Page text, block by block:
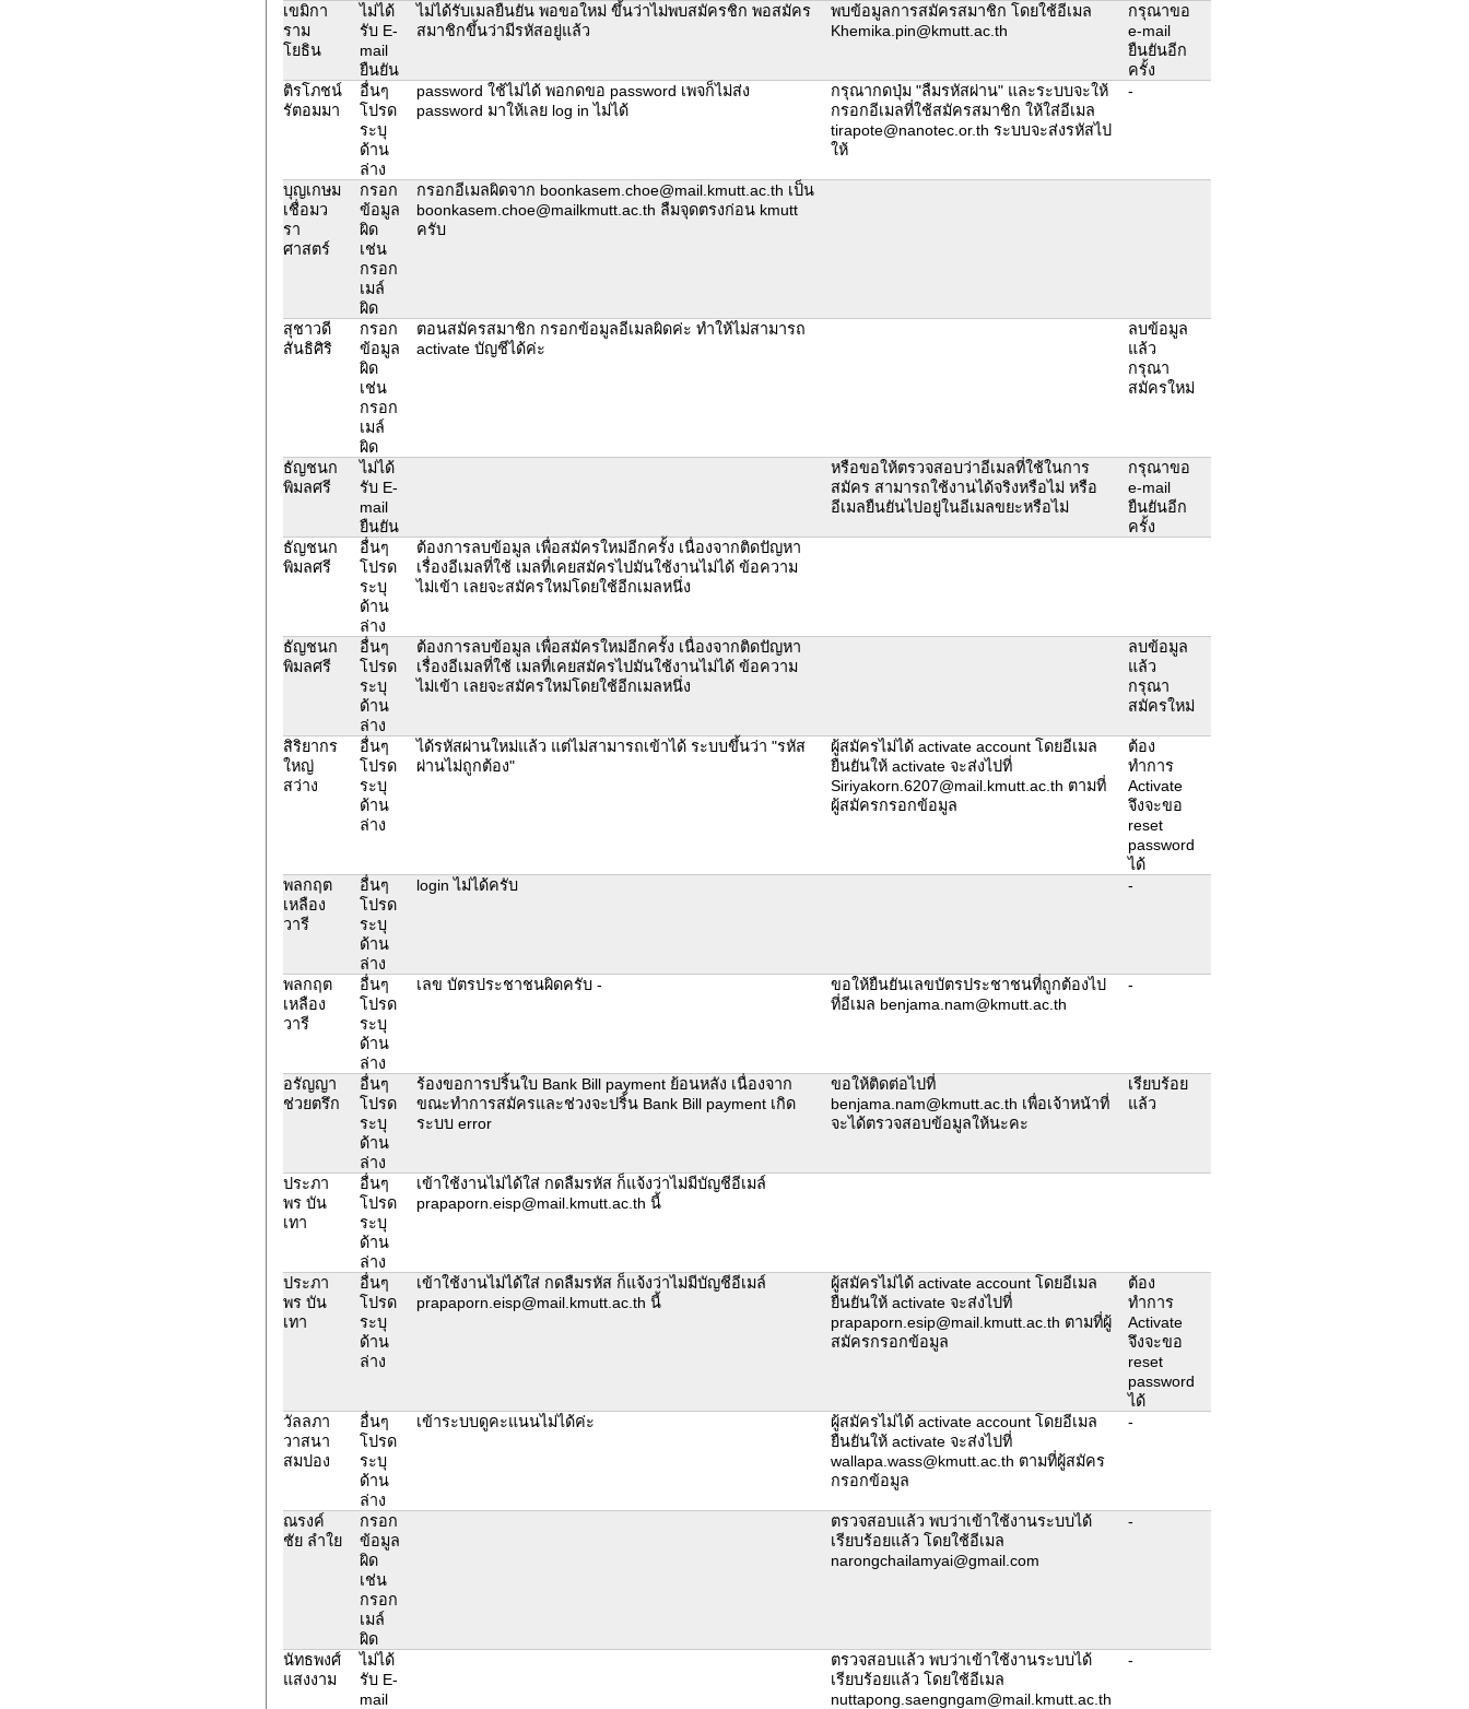
เขมิกา
ราม
โยธิน
ไม่ได้
รับ E-
mail
ยืนยัน
ไม่ได้รับเมลยืนยัน พอขอใหม่ ขึ้นว่าไม่พบสมัครชิก พอสมัคร
สมาชิกขึ้นว่ามีรหัสอยู่แล้ว
พบข้อมูลการสมัครสมาชิก โดยใช้อีเมล
Khemika.pin@kmutt.ac.th
กรุณาขอ
e-mail
ยืนยันอีก
ครั้ง
ติรโภชน์
รัตอมมา
อื่นๆ
โปรด
ระบุ
ด้าน
ล่าง
password ใช้ไม่ได้ พอกดขอ password เพจก็ไม่ส่ง
password มาให้เลย log in ไม่ได้
กรุณากดปุ่ม "ลืมรหัสผ่าน" และระบบจะให้
กรอกอีเมลที่ใช้สมัครสมาชิก ให้ใส่อีเมล
tirapote@nanotec.or.th ระบบจะส่งรหัสไป
ให้
-
บุญเกษม
เชื่อมว
รา
ศาสตร์
กรอก
ข้อมูล
ผิด
เช่น
กรอก
เมล์
ผิด
กรอกอีเมลผิดจาก boonkasem.choe@mail.kmutt.ac.th เป็น
boonkasem.choe@mailkmutt.ac.th ลืมจุดตรงก่อน kmutt
ครับ
สุชาวดี
สันธิศิริ
กรอก
ข้อมูล
ผิด
เช่น
กรอก
เมล์
ผิด
ตอนสมัครสมาชิก กรอกข้อมูลอีเมลผิดค่ะ ทำให้ไม่สามารถ
activate บัญชีได้ค่ะ
ลบข้อมูล
แล้ว
กรุณา
สมัครใหม่
ธัญชนก
พิมลศรี
ไม่ได้
รับ E-
mail
ยืนยัน
หรือขอให้ตรวจสอบว่าอีเมลที่ใช้ในการ
สมัคร สามารถใช้งานได้จริงหรือไม่ หรือ
อีเมลยืนยันไปอยู่ในอีเมลขยะหรือไม่
กรุณาขอ
e-mail
ยืนยันอีก
ครั้ง
ธัญชนก
พิมลศรี
อื่นๆ
โปรด
ระบุ
ด้าน
ล่าง
ต้องการลบข้อมูล เพื่อสมัครใหม่อีกครั้ง เนื่องจากติดปัญหา
เรื่องอีเมลที่ใช้ เมลที่เคยสมัครไปมันใช้งานไม่ได้ ข้อความ
ไม่เข้า เลยจะสมัครใหม่โดยใช้อีกเมลหนึ่ง
ธัญชนก
พิมลศรี
อื่นๆ
โปรด
ระบุ
ด้าน
ล่าง
ต้องการลบข้อมูล เพื่อสมัครใหม่อีกครั้ง เนื่องจากติดปัญหา
เรื่องอีเมลที่ใช้ เมลที่เคยสมัครไปมันใช้งานไม่ได้ ข้อความ
ไม่เข้า เลยจะสมัครใหม่โดยใช้อีกเมลหนึ่ง
ลบข้อมูล
แล้ว
กรุณา
สมัครใหม่
สิริยากร
ใหญ่
สว่าง
อื่นๆ
โปรด
ระบุ
ด้าน
ล่าง
ได้รหัสผ่านใหม่แล้ว แต่ไม่สามารถเข้าได้ ระบบขึ้นว่า "รหัส
ผ่านไม่ถูกต้อง"
ผู้สมัครไม่ได้ activate account โดยอีเมล
ยืนยันให้ activate จะส่งไปที่
Siriyakorn.6207@mail.kmutt.ac.th ตามที่
ผู้สมัครกรอกข้อมูล
ต้อง
ทำการ
Activate
จึงจะขอ
reset
password
ได้
พลกฤต
เหลือง
วารี
อื่นๆ
โปรด
ระบุ
ด้าน
ล่าง
login ไม่ได้ครับ -
พลกฤต
เหลือง
วารี
อื่นๆ
โปรด
ระบุ
ด้าน
ล่าง
เลข บัตรประชาชนผิดครับ -
ขอให้ยืนยันเลขบัตรประชาชนที่ถูกต้องไป
ที่อีเมล benjama.nam@kmutt.ac.th
-
อรัญญา
ช่วยตรึก
อื่นๆ
โปรด
ระบุ
ด้าน
ล่าง
ร้องขอการปริ้นใบ Bank Bill payment ย้อนหลัง เนื่องจาก
ขณะทำการสมัครและช่วงจะปริ้น Bank Bill payment เกิด
ระบบ error
ขอให้ติดต่อไปที่
benjama.nam@kmutt.ac.th เพื่อเจ้าหน้าที่
จะได้ตรวจสอบข้อมูลให้นะคะ
เรียบร้อย
แล้ว
ประภา
พร บัน
เทา
อื่นๆ
โปรด
ระบุ
ด้าน
ล่าง
เข้าใช้งานไม่ได้ใส่ กดลืมรหัส ก็แจ้งว่าไม่มีบัญชีอีเมล์
prapaporn.eisp@mail.kmutt.ac.th นี้
ประภา
พร บัน
เทา
อื่นๆ
โปรด
ระบุ
ด้าน
ล่าง
เข้าใช้งานไม่ได้ใส่ กดลืมรหัส ก็แจ้งว่าไม่มีบัญชีอีเมล์
prapaporn.eisp@mail.kmutt.ac.th นี้
ผู้สมัครไม่ได้ activate account โดยอีเมล
ยืนยันให้ activate จะส่งไปที่
prapaporn.esip@mail.kmutt.ac.th ตามที่ผู้
สมัครกรอกข้อมูล
ต้อง
ทำการ
Activate
จึงจะขอ
reset
password
ได้
วัลลภา
วาสนา
สมปอง
อื่นๆ
โปรด
ระบุ
ด้าน
ล่าง
เข้าระบบดูคะแนนไม่ได้ค่ะ
ผู้สมัครไม่ได้ activate account โดยอีเมล
ยืนยันให้ activate จะส่งไปที่
wallapa.wass@kmutt.ac.th ตามที่ผู้สมัคร
กรอกข้อมูล
-
ณรงค์
ชัย ลำใย
กรอก
ข้อมูล
ผิด
เช่น
กรอก
เมล์
ผิด
ตรวจสอบแล้ว พบว่าเข้าใช้งานระบบได้
เรียบร้อยแล้ว โดยใช้อีเมล
narongchailamyai@gmail.com
-
นัทธพงศ์
แสงงาม
ไม่ได้
รับ E-
mail
ตรวจสอบแล้ว พบว่าเข้าใช้งานระบบได้
เรียบร้อยแล้ว โดยใช้อีเมล
nuttapong.saengngam@mail.kmutt.ac.th
-